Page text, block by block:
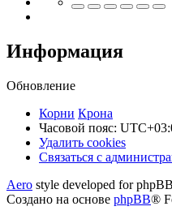
Информация
Обновление
Корни Крона
Часовой пояс:
Удалить cookies
Связаться
администрацией
Связаться с администра
Aero style developed for phpBB
Создано на основе phpBB®